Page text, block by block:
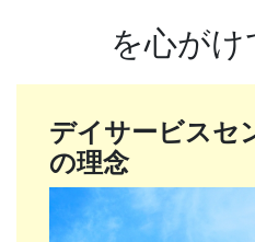
を心が
デイサービスセ
の理念